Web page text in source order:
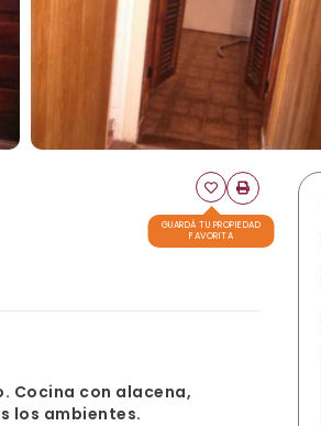
GUARDÁ TU PROPIEDAD
FAVORITA
Cocina con alacena,
los ambientes.